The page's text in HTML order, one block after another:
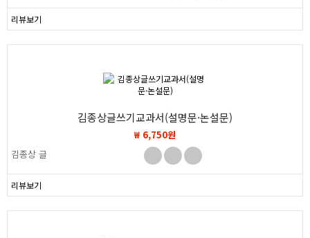
리뷰보기
김종상글쓰기교과서(설명문·논설문)
₩ 6,750원
김종상 글
리뷰보기